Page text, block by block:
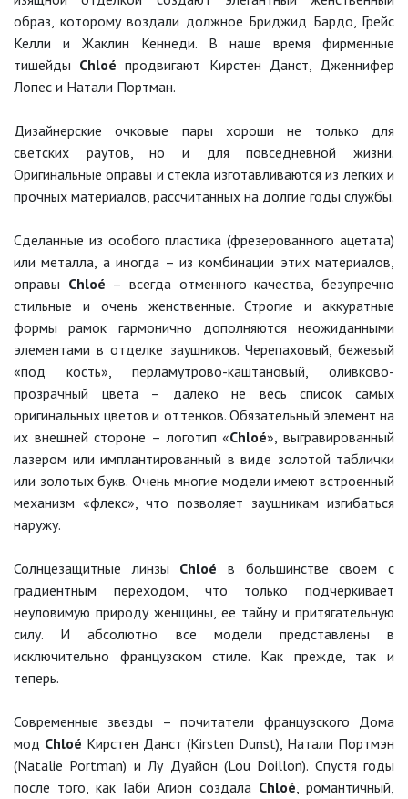
образ, которому воздали должное Бриджид Бардо, Грейс
Келли и Жаклин Кеннеди. В наше время фирменные
тишейды Chloé продвигают Кирстен Данст, Дженнифер
Лопес и Натали Портман.
Дизайнерские очковые пары хороши не только для
светских раутов, но и для повседневной жизни.
Оригинальные оправы и стекла изготавливаются из легких и
прочных материалов, рассчитанных на долгие годы службы.
Сделанные из особого пластика (фрезерованного ацетата)
или металла, а иногда – из комбинации этих материалов,
оправы Chloé – всегда отменного качества, безупречно
стильные и очень женственные. Строгие и аккуратные
формы рамок гармонично дополняются неожиданными
элементами в отделке заушников. Черепаховый, бежевый
«под кость», перламутрово-каштановый, оливково-
прозрачный цвета – далеко не весь список самых
оригинальных цветов и оттенков. Обязательный элемент на
их внешней стороне – логотип «Chloé», выгравированный
лазером или имплантированный в виде золотой таблички
или золотых букв. Очень многие модели имеют встроенный
механизм «флекс», что позволяет заушникам изгибаться
наружу.
Солнцезащитные линзы Chloé в большинстве своем с
градиентным переходом, что только подчеркивает
неуловимую природу женщины, ее тайну и притягательную
силу. И абсолютно все модели представлены в
исключительно французском стиле. Как прежде, так и
теперь.
Современные звезды – почитатели французского Дома
мод Chloé Кирстен Данст (Kirsten Dunst), Натали Портмэн
(Natalie Portman) и Лу Дуайон (Lou Doillon). Cпустя годы
после того, как Габи Агион создала Chloé, романтичный,